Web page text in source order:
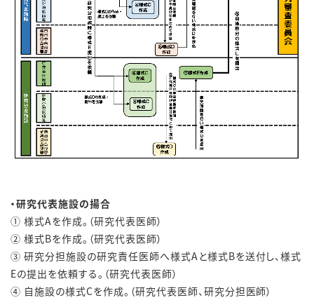
・研究代表施設の揚合
① 様式Aを作成。（研究代表医師）
② 様式Bを作成。（研究代表医師）
③ 研究分担施設の研究責任医師へ様式Aと様式Bを送付し、様式
Eの提出を依頼する。（研究代表医師）
④ 自施設の様式Cを作成。（研究代表医師、研究分担医師）